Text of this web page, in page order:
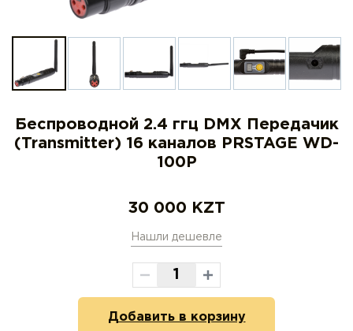
Беспроводной 2.4 ггц DMX Передачик
(Transmitter) 16 каналов PRSTAGE WD-
100P
30 000 KZT
Нашли дешевле
Добавить в корзину